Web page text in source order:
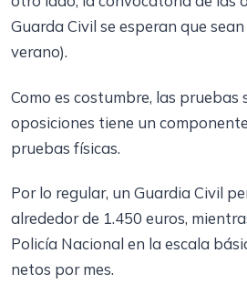
Guarda Civil se esperan que
verano).
Como es costumbre, las pruebas
oposiciones tiene un
pruebas físicas.
Por lo regular, un Guardia Civil
alrededor de 1.450 euros,
Policía Nacional en la escala
netos por mes.